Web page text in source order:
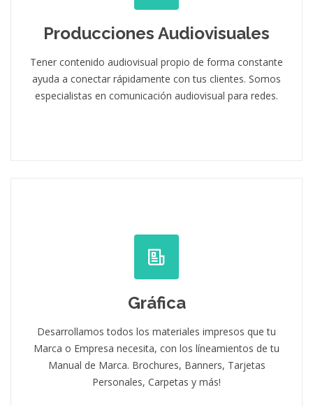
Producciones Audiovisuales
Tener contenido audiovisual propio de forma constante
ayuda a conectar rápidamente con tus clientes. Somos
especialistas en comunicación audiovisual para redes.
Gráfica
Desarrollamos todos los materiales impresos que tu
Marca o Empresa necesita, con los líneamientos de tu
Manual de Marca. Brochures, Banners, Tarjetas
Personales, Carpetas y más!